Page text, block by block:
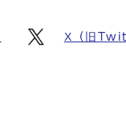
X（旧